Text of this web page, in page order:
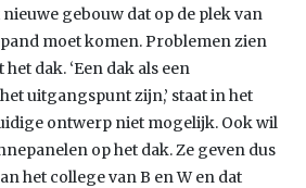
gebouw dat op de plek van
moet komen. Problemen zien
dak. ‘Een dak als een
uitgangspunt zijn,’ staat in het
ontwerp niet mogelijk. Ook wil
op het dak. Ze geven dus
het college van B en W en dat